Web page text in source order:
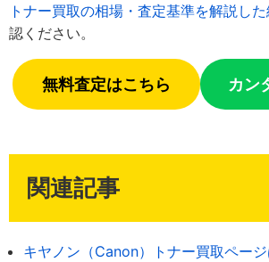
トナー買取の相場・査定基準を解説し
認ください。
無料査定はこちら カン
関連記事
キヤノン（Canon）トナー買取ペー